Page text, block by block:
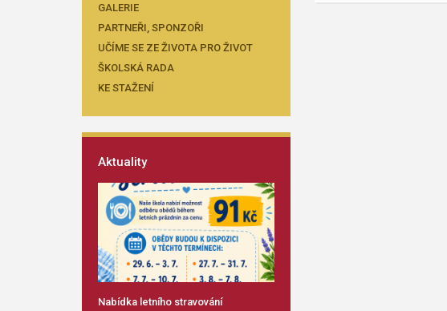
GALERIE
PARTNEŘI, SPONZOŘI
UČÍME SE ZE ŽIVOTA PRO ŽIVOT
ŠKOLSKÁ RADA
KE STAŽENÍ
Aktuality
Nabídka letního stravování